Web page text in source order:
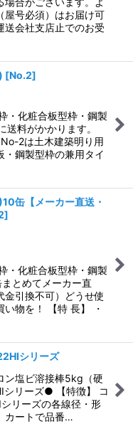
屋号必須）はお届け可
送会社支店止でのお受
[No.2]
・化粧合板型枠・鋼製
料がかかります。
2は土木建築明り用
・鋼製型枠の兼用タイ
缶【メーカー直送・
]
・化粧合板型枠・鋼製
とめてメーカー直
金引換不可）どうせ使
物を！ 【特 長】 ・
シリーズ
ン塩ビ溶接棒5kg（硬
シリーズ● 【特徴】 コ
リーズの各線径・形
カートで品番…